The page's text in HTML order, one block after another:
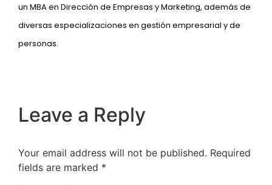
un MBA en Dirección de Empresas y Marketing, además de
diversas especializaciones en gestión empresarial y de
personas.
Leave a Reply
Your email address will not be published. Required
fields are marked *